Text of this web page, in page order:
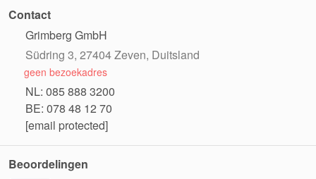
Contact
Grimberg GmbH
Südring 3, 27404 Zeven, Duitsland
geen bezoekadres
NL: 085 888 3200
BE: 078 48 12 70
[email protected]
Beoordelingen